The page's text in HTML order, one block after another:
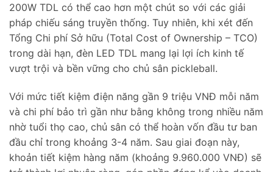
200W TDL có thể cao hơn một chút so với các giải
pháp chiếu sáng truyền thống. Tuy nhiên, khi xét đến
Tổng Chi phí Sở hữu (Total Cost of Ownership – TCO)
trong dài hạn, đèn LED TDL mang lại lợi ích kinh tế
vượt trội và bền vững cho chủ sân pickleball.
Với mức tiết kiệm điện năng gần 9 triệu VNĐ mỗi năm
và chi phí bảo trì gần như bằng không trong nhiều năm
nhờ tuổi thọ cao, chủ sân có thể hoàn vốn đầu tư ban
đầu chỉ trong khoảng 3-4 năm. Sau giai đoạn này,
khoản tiết kiệm hàng năm (khoảng 9.960.000 VNĐ) sẽ